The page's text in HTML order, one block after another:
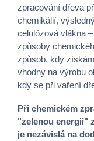
zpracování dřeva
chemikálií,
celulózová vlákna
způsoby
způsob, kdy
vhodný na výrobu
kdy se při vaření
Při chemickém
"zelenou energii"
je nezávislá na